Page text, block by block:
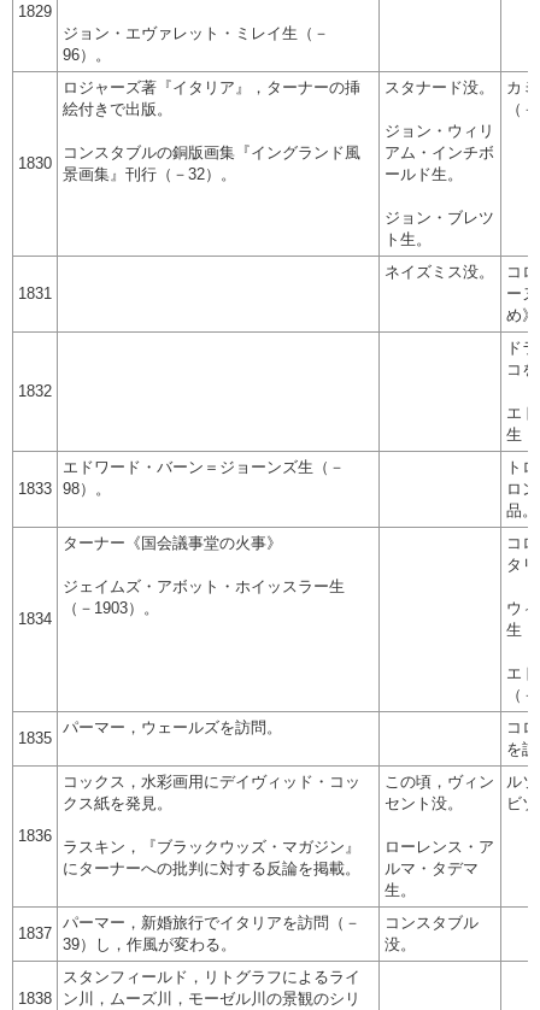
1829
ジョン・エヴァレット・ミレイ生（－
96）。
1830
ロジャーズ著『イタリア』，ターナーの挿
絵付きで出版。
コンスタブルの銅版画集『イングランド風
景画集』刊行（－32）。
スタナード没。
ジョン・ウィリ
アム・インチボ
ールド生。
ジョン・ブレツ
ト生。
カ
（
1831
ネイズミス没。
コ
ー
め
1832
ド
コ
エ
生
1833
エドワード・バーン＝ジョーンズ生（－
98）。
ト
ロ
品。
1834
ターナー《国会議事堂の火事》
ジェイムズ・アボット・ホイッスラー生
（－1903）。
コ
タ
ウ
生
エ
（
1835
パーマー，ウェールズを訪問。
コ
を
1836
コックス，水彩画用にデイヴィッド・コッ
クス紙を発見。
ラスキン，『ブラックウッズ・マガジン』
にターナーへの批判に対する反論を掲載。
この頃，ヴィン
セント没。
ローレンス・ア
ルマ・タデマ
生。
ル
ビ
1837
パーマー，新婚旅行でイタリアを訪問（－
39）し，作風が変わる。
コンスタブル
没。
1838
スタンフィールド，リトグラフによるライ
ン川，ムーズ川，モーゼル川の景観のシリ